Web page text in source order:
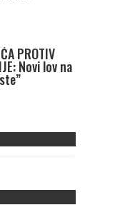
PROTIV
Novi lov na